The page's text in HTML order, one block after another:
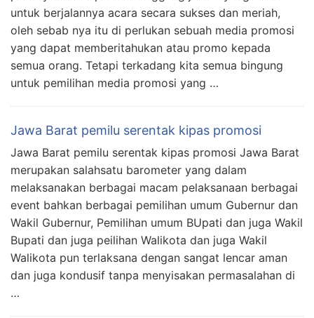
untuk berjalannya acara secara sukses dan meriah,
oleh sebab nya itu di perlukan sebuah media promosi
yang dapat memberitahukan atau promo kepada
semua orang. Tetapi terkadang kita semua bingung
untuk pemilihan media promosi yang …
Jawa Barat pemilu serentak kipas promosi
Jawa Barat pemilu serentak kipas promosi Jawa Barat
merupakan salahsatu barometer yang dalam
melaksanakan berbagai macam pelaksanaan berbagai
event bahkan berbagai pemilihan umum Gubernur dan
Wakil Gubernur, Pemilihan umum BUpati dan juga Wakil
Bupati dan juga peilihan Walikota dan juga Wakil
Walikota pun terlaksana dengan sangat lencar aman
dan juga kondusif tanpa menyisakan permasalahan di
…